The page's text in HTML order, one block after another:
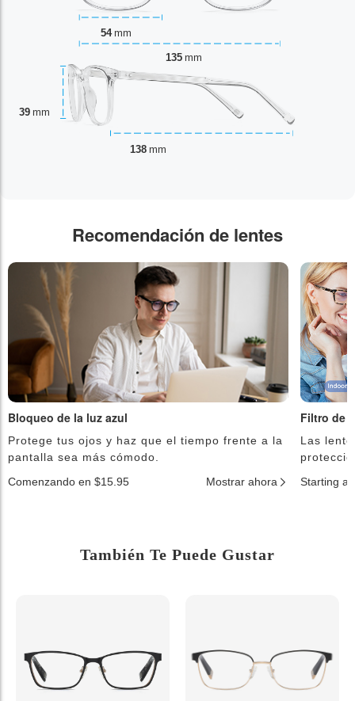
54 mm
39 mm
135 mm
138 mm
Recomendación de lentes
Bloqueo de la luz azul
Protege tus ojos y haz que el tiempo frente a la
pantalla sea más cómodo.
Comenzando en $15.95
Mostrar ahora
Filtro de
Las
Starting at
También Te Puede Gustar